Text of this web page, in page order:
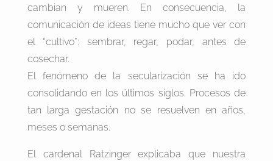
cambian y mueren. En consecuencia, la
comunicación de ideas tiene mucho que ver con
el “cultivo”: sembrar, regar, podar, antes de
cosechar.
El fenómeno de la secularización se ha ido
consolidando en los últimos siglos. Procesos de
tan larga gestación no se resuelven en años,
meses o semanas.
El cardenal Ratzinger explicaba que nuestra